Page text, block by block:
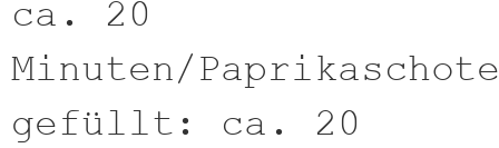
ca. 20
Minuten/
gefüllt: ca. 20